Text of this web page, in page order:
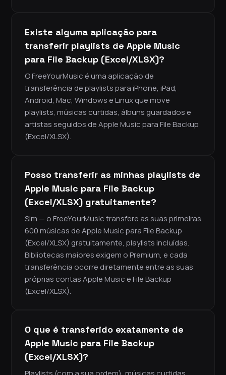
Existe alguma aplicação para
transferir playlists de Apple Music
para File Backup (Excel/XLSX)?
O FreeYourMusic é uma aplicação de
transferência de playlists para iPhone, iPad,
Android, Mac, Windows e Linux que move
playlists, músicas curtidas, álbuns guardados e
artistas seguidos de Apple Music para File Backup
(Excel/XLSX).
Posso transferir as minhas playlists de
Apple Music para File Backup
(Excel/XLSX) gratuitamente?
Sim — o FreeYourMusic transfere as suas primeiras
600 músicas de Apple Music para File Backup
(Excel/XLSX) gratuitamente, playlists incluídas.
Bibliotecas maiores exigem o Premium, e cada
transferência ocorre diretamente entre as suas
próprias contas Apple Music e File Backup
(Excel/XLSX).
O que é transferido exatamente de
Apple Music para File Backup
(Excel/XLSX)?